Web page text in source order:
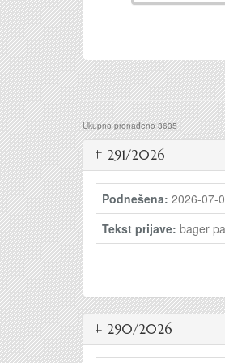
Ukupno pronađeno 3635
# 291/2026
Podnešena: 2026-07-
Tekst prijave: bager
# 290/2026